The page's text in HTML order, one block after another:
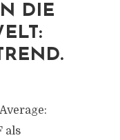
DIE
als